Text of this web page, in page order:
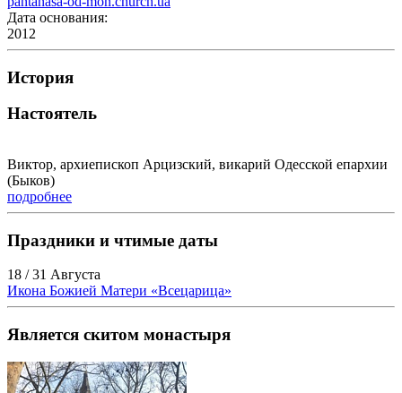
Дата основания:
2012
История
Настоятель
Виктор, архиепископ Арцизский, викарий Одесской епархии
(Быков)
подробнее
Праздники и чтимые даты
18 / 31 Августа
Икона Божией Матери «Всецарица»
Является скитом монастыря